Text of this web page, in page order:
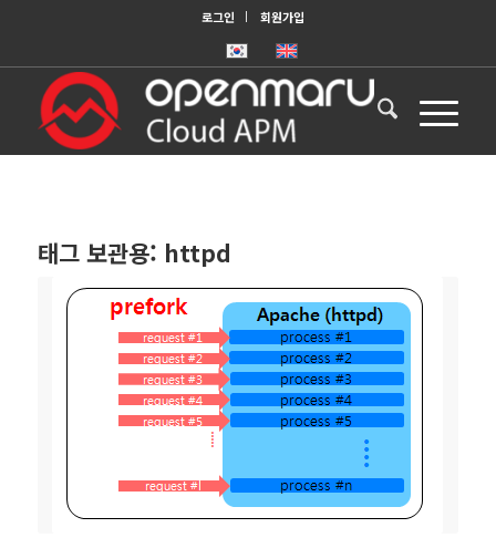
로그인 회원가입
태그 보관용: httpd